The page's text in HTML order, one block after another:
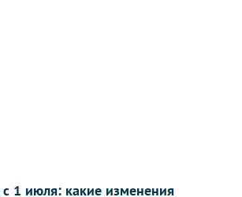
1 июля: какие изменения